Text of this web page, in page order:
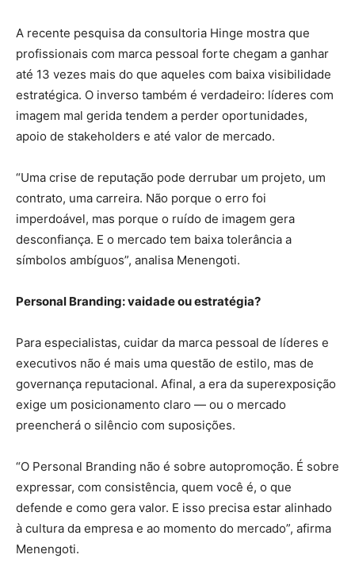
A recente pesquisa da consultoria Hinge mostra que
profissionais com marca pessoal forte chegam a ganhar
até 13 vezes mais do que aqueles com baixa visibilidade
estratégica. O inverso também é verdadeiro: líderes com
imagem mal gerida tendem a perder oportunidades,
apoio de stakeholders e até valor de mercado.
“Uma crise de reputação pode derrubar um projeto, um
contrato, uma carreira. Não porque o erro foi
imperdoável, mas porque o ruído de imagem gera
desconfiança. E o mercado tem baixa tolerância a
símbolos ambíguos”, analisa Menengoti.
Personal Branding: vaidade ou estratégia?
Para especialistas, cuidar da marca pessoal de líderes e
executivos não é mais uma questão de estilo, mas de
governança reputacional. Afinal, a era da superexposição
exige um posicionamento claro — ou o mercado
preencherá o silêncio com suposições.
“O Personal Branding não é sobre autopromoção. É sobre
expressar, com consistência, quem você é, o que
defende e como gera valor. E isso precisa estar alinhado
à cultura da empresa e ao momento do mercado”, afirma
Menengoti.